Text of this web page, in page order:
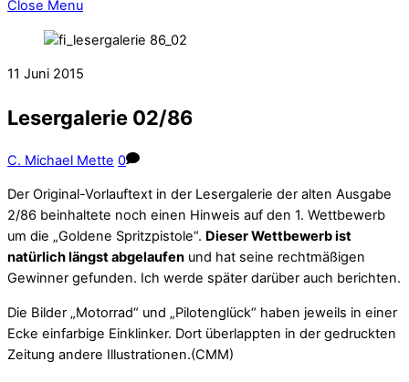
Close Menu
11 Juni 2015
Lesergalerie 02/86
C. Michael Mette 0
Der Original-Vorlauftext in der Lesergalerie der alten Ausgabe
2/86 beinhaltete noch einen Hinweis auf den 1. Wettbewerb
um die „Goldene Spritzpistole“. Dieser Wettbewerb ist
natürlich längst abgelaufen und hat seine rechtmäßigen
Gewinner gefunden. Ich werde später darüber auch berichten.
Die Bilder „Motorrad“ und „Pilotenglück“ haben jeweils in einer
Ecke einfarbige Einklinker. Dort überlappten in der gedruckten
Zeitung andere Illustrationen.(CMM)